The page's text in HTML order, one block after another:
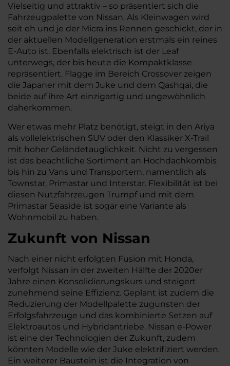
Vielseitig und attraktiv – so präsentiert sich die
Fahrzeugpalette von Nissan. Als Kleinwagen wird
seit eh und je der Micra ins Rennen geschickt, der in
der aktuellen Modellgeneration erstmals ein reines
E-Auto ist. Ebenfalls elektrisch ist der Leaf
unterwegs, der bis heute die Kompaktklasse
repräsentiert. Flagge im Bereich Crossover zeigen
die Japaner mit dem Juke und dem Qashqai, die
beide auf ihre Art einzigartig und ungewöhnlich
daherkommen.
Wer etwas mehr Platz benötigt, steigt in den Ariya
als vollelektrischen SUV oder den Klassiker X-Trail
mit hoher Geländetauglichkeit. Nicht zu vergessen
ist das beachtliche Sortiment an Hochdachkombis
bis hin zu Vans und Transportern, namentlich als
Townstar, Primastar und Interstar. Flexibilität ist bei
diesen Nutzfahrzeugen Trumpf und mit dem
Primastar Seaside ist sogar eine Variante als
Wohnmobil zu haben.
Zukunft von Nissan
Nach einer nicht erfolgten Fusion mit Honda,
verfolgt Nissan in der zweiten Hälfte der 2020er
Jahre einen Konsolidierungskurs und steigert
zunehmend seine Effizienz. Geplant ist zudem die
Reduzierung der Modellpalette zugunsten der
Erfolgsfahrzeuge und das kombinierte Setzen auf
Elektroautos und Hybridantriebe. Nissan e-Power
ist eine der Technologien der Zukunft, zudem
könnten Modelle wie der Juke elektrifiziert werden.
Ein weiterer Baustein ist die Integration von